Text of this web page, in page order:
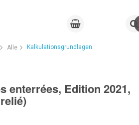
Alle Kalkulationsgrundlagen
enterrées, Edition 2021,